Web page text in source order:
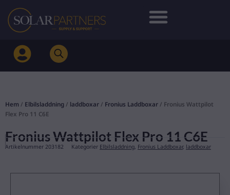
Hoppa
innehåll
Hem / Elbilsladdning / laddboxar / Fronius Laddboxar / Fronius Wattpilot
Flex Pro 11 C6E
Fronius Wattpilot Flex Pro 11 C6E
Artikelnummer 203182 Kategorier Elbilsladdning, Fronius Laddboxar, laddboxar